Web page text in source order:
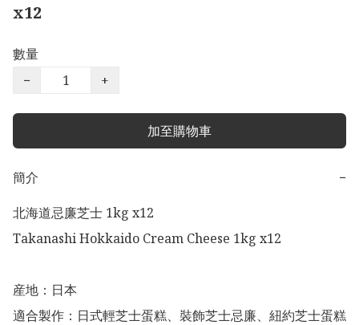
x12
數量
−
+
加至購物車
簡介
−
北海道忌廉芝士 1kg x12
Takanashi Hokkaido Cream Cheese 1kg x12
産地：日本
適合製作：日式輕芝士蛋糕、裝飾芝士忌廉、紐約芝士蛋糕